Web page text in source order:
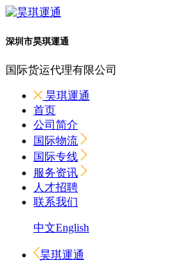
深圳市昊琪運通
国际货运代理有限公司
昊琪運通
首页
公司简介
国际物流
国际专线
服务资讯
人才招聘
联系我们
中文English
昊琪運通